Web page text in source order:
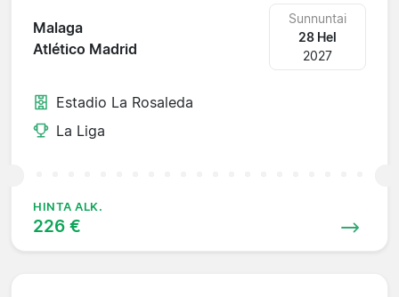
Malaga
Atlético Madrid
Sunnuntai
28 Hel
2027
Estadio La Rosaleda
La Liga
HINTA ALK.
226 €